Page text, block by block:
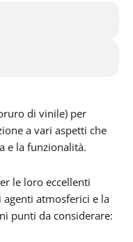
di vinile) per
a vari aspetti che
e la funzionalità.
le loro eccellenti
atmosferici e la
punti da considerare: